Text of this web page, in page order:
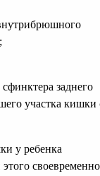
заднего
участка кишки
у ребенка